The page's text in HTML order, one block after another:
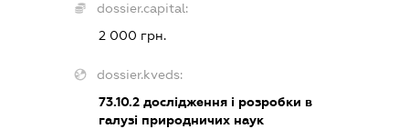
dossier.capital:
2 000 грн.
dossier.kveds:
73.10.2 дослідження і розробки в
галузі природничих наук